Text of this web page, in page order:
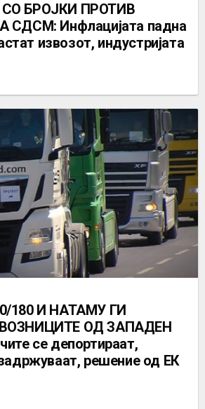
БРОЈКИ ПРОТИВ
СДСМ: Инфлацијата падна
извозот, индустријата
180 И НАТАМУ ГИ
ОД ЗАПАДЕН
се депортираат,
решение од ЕК